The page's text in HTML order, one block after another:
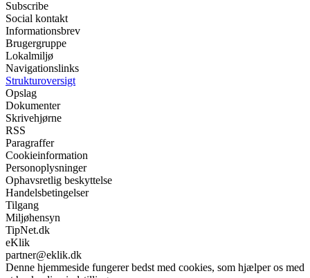
Subscribe
Social kontakt
Informationsbrev
Brugergruppe
Lokalmiljø
Navigationslinks
Strukturoversigt
Opslag
Dokumenter
Skrivehjørne
RSS
Paragraffer
Cookieinformation
Personoplysninger
Ophavsretlig beskyttelse
Handelsbetingelser
Tilgang
Miljøhensyn
TipNet.dk
eKlik
partner@eklik.dk
Denne hjemmeside fungerer bedst med cookies, som hjælper os med